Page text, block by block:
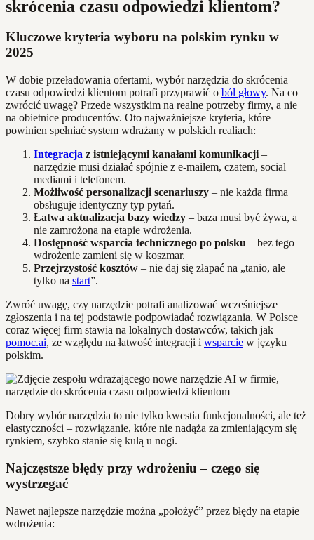
skrócenia czasu odpowiedzi klientom?
Kluczowe kryteria wyboru na polskim rynku w
2025
W dobie przeładowania ofertami, wybór narzędzia do skrócenia
czasu odpowiedzi klientom potrafi przyprawić o ból głowy. Na co
zwrócić uwagę? Przede wszystkim na realne potrzeby firmy, a nie
na obietnice producentów. Oto najważniejsze kryteria, które
powinien spełniać system wdrażany w polskich realiach:
Integracja z istniejącymi kanałami komunikacji –
narzędzie musi działać spójnie z e-mailem, czatem, social
mediami i telefonem.
Możliwość personalizacji scenariuszy – nie każda firma
obsługuje identyczny typ pytań.
Łatwa aktualizacja bazy wiedzy – baza musi być żywa, a
nie zamrożona na etapie wdrożenia.
Dostępność wsparcia technicznego po polsku – bez tego
wdrożenie zamieni się w koszmar.
Przejrzystość kosztów – nie daj się złapać na „tanio, ale
tylko na start”.
Zwróć uwagę, czy narzędzie potrafi analizować wcześniejsze
zgłoszenia i na tej podstawie podpowiadać rozwiązania. W Polsce
coraz więcej firm stawia na lokalnych dostawców, takich jak
pomoc.ai, ze względu na łatwość integracji i wsparcie w języku
polskim.
Dobry wybór narzędzia to nie tylko kwestia funkcjonalności, ale też
elastyczności – rozwiązanie, które nie nadąża za zmieniającym się
rynkiem, szybko stanie się kulą u nogi.
Najczęstsze błędy przy wdrożeniu – czego się
wystrzegać
Nawet najlepsze narzędzie można „położyć” przez błędy na etapie
wdrożenia: